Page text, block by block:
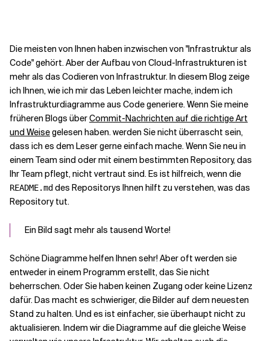
Verwandte Themen
Die meisten von Ihnen haben inzwischen von "Infrastruktur als
Code" gehört. Aber der Aufbau von Cloud-Infrastrukturen ist
mehr als das Codieren von Infrastruktur. In diesem Blog zeige
ich Ihnen, wie ich mir das Leben leichter mache, indem ich
Infrastrukturdiagramme aus Code generiere. Wenn Sie meine
früheren Blogs überCommit-Nachrichten auf die richtige Art
und Weisegelesen haben. werden Sie nicht überrascht sein,
dass ich es dem Leser gerne einfach mache. Wenn Sie neu in
einem Team sind oder mit einem bestimmten Repository, das
Ihr Team pflegt, nicht vertraut sind. Es ist hilfreich, wenn die
README.md des Repositorys Ihnen hilft zu verstehen, was das
Repository tut.
Ein Bild sagt mehr als tausend Worte!
Schöne Diagramme helfen Ihnen sehr! Aber oft werden sie
entweder in einem Programm erstellt, das Sie nicht
beherrschen. Oder Sie haben keinen Zugang oder keine Lizenz
dafür. Das macht es schwieriger, die Bilder auf dem neuesten
Stand zu halten. Und es ist einfacher, sie überhaupt nicht zu
aktualisieren. Indem wir die Diagramme auf die gleiche Weise